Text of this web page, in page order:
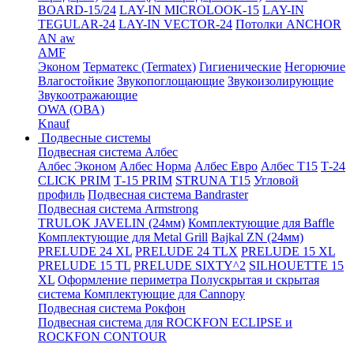
BOARD-15/24 LAY-IN MICROLOOK-15 LAY-IN
TEGULAR-24 LAY-IN VECTOR-24 Потолки ANCHOR
AN aw
AMF
Эконом Терматекс (Termatex) Гигиенические Негорючие
Влагостойкие Звукопоглощающие Звукоизолирующие
Звукоотражающие
OWA (ОВА)
Knauf
Подвесные системы
Подвесная система Албес
Албес Эконом Албес Норма Албес Евро Албес T15 Т-24
CLICK PRIM Т-15 PRIM STRUNA Т15 Угловой
профиль Подвесная система Bandraster
Подвесная система Armstrong
TRULOK JAVELIN (24мм) Комплектующие для Baffle
Комплектующие для Metal Grill Bajkal ZN (24мм)
PRELUDE 24 XL PRELUDE 24 TLX PRELUDE 15 XL
PRELUDE 15 TL PRELUDE SIXTY^2 SILHOUETTE 15
XL Оформление периметра Полускрытая и скрытая
система Комплектующие для Cannopy
Подвесная система Рокфон
Подвесная система для ROCKFON ECLIPSE и
ROCKFON CONTOUR